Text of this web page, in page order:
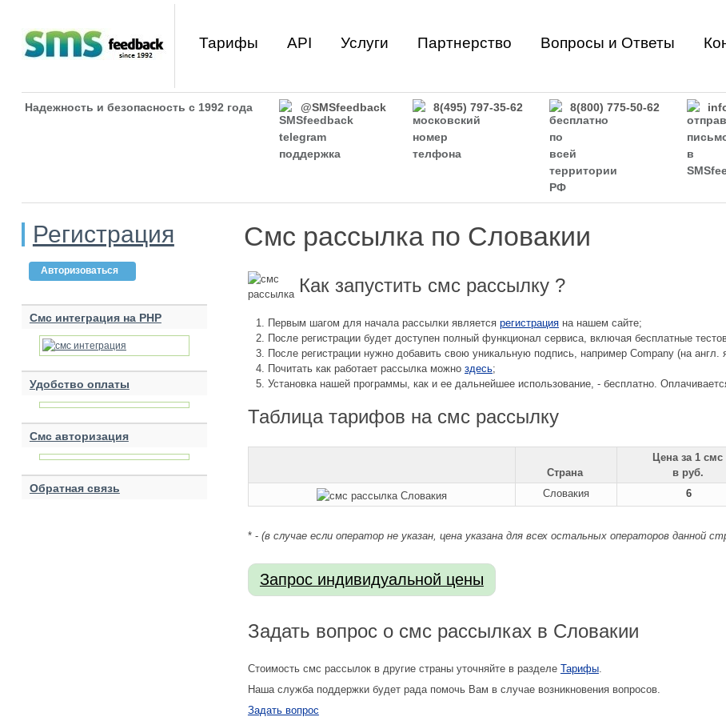
Тарифы API Услуги Партнерство Вопросы и Ответы
Надежность и безопасность с 1992 года @SMSfeedback 8(495) 797-35-62 8(800) 775-50-62
Смс рассылка по Словакии
Как запустить смс рассылку ?
Первым шагом для начала рассылки является регистрация на нашем сайте;
После регистрации будет доступен полный функционал сервиса, включая бесплатные
После регистрации нужно добавить свою уникальную подпись, например Company (на англ.
Почитать как работает рассылка можно здесь;
Установка нашей программы, как и ее дальнейшее использование, - бесплатно.
Таблица тарифов на смс рассылку
Страна
Цена за 1 смс
в руб.
Словакия 6
* - (в случае если оператор не указан, цена указана для всех остальных операторов данной
Задать вопрос о смс рассылках в Словакии
Стоимость смс рассылок в другие страны уточняйте в разделе Тарифы.
Наша служба поддержки будет рада помочь Вам в случае возникновения вопросов.
Задать вопрос
Регистрация
Авторизоваться
Смс интеграция на PHP
Удобство оплаты
Смс авторизация
Обратная связь